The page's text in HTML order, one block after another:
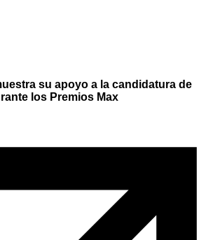
su apoyo a la candidatura de
los Premios Max